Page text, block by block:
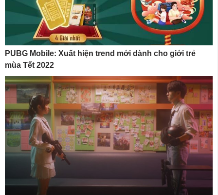
PUBG Mobile: Xuất hiện trend mới dành cho giới trẻ
mùa Tết 2022